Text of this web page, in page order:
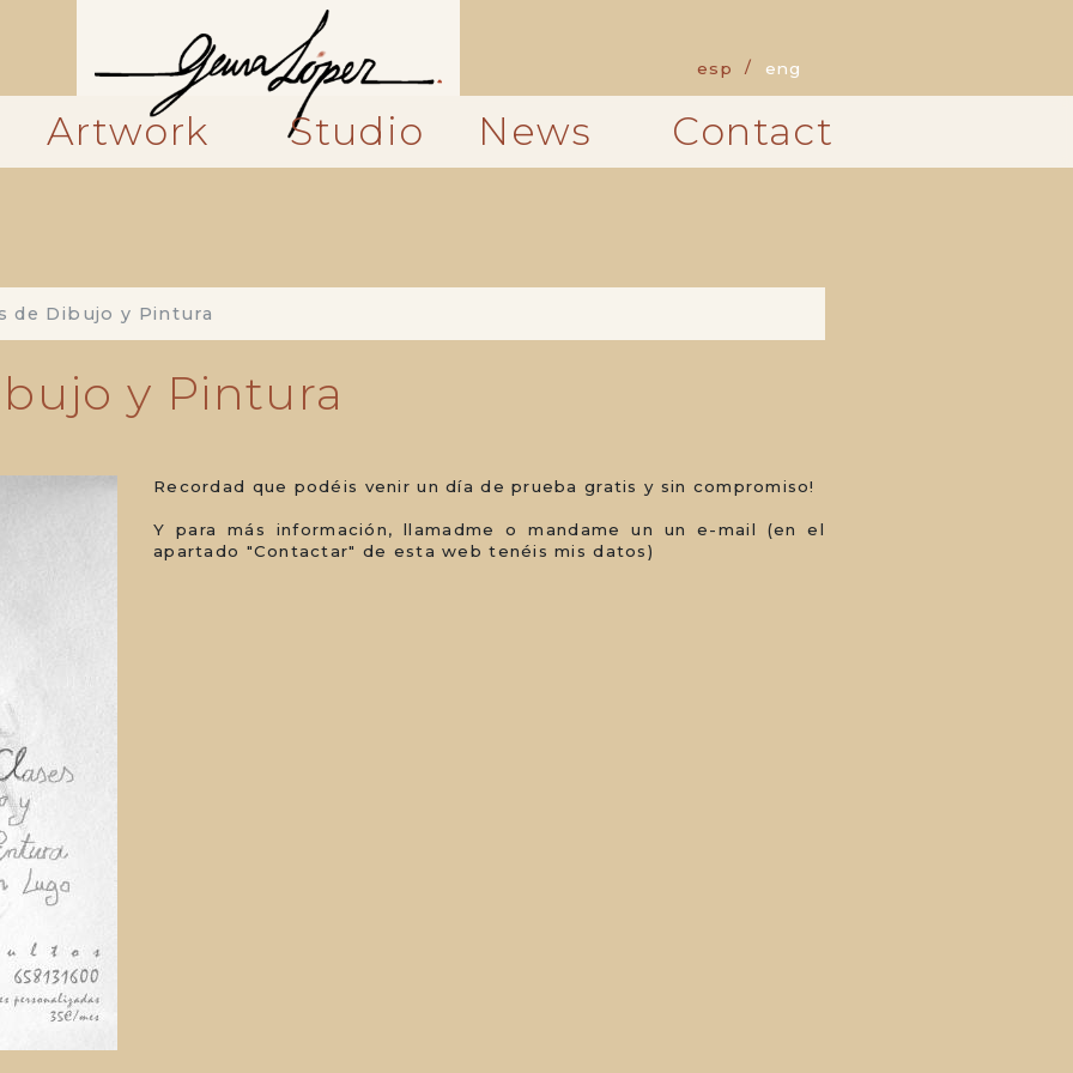
esp eng
Artwork Studio News Contact
de Dibujo y Pintura
y Pintura
Recordad que podéis venir un día de prueba gratis y sin compromiso!
Y para más información, llamadme o mandame un un e-mail (en el
apartado "Contactar" de esta web tenéis mis datos)